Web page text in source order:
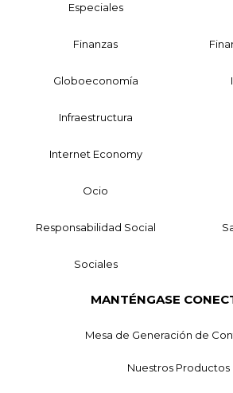
Especiales
Finanzas
Globoeconomía
Infraestructura
Internet Economy
Ocio
Responsabilidad Social
Sociales
MANTÉNGASE
Mesa de Generación de
Nuestros Productos